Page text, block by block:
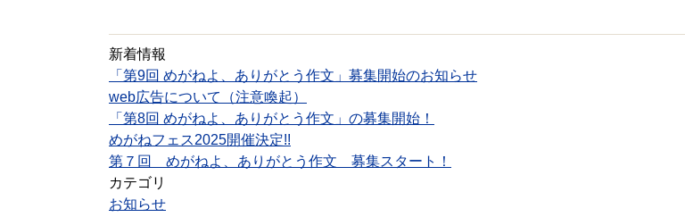
新着情報
「第9回 めがねよ、ありがとう作文」募集開始のお知らせ
web広告について（注意喚起）
「第8回 めがねよ、ありがとう作文」の募集開始！
めがねフェス2025開催決定!!
第７回 めがねよ、ありがとう作文 募集スタート！
カテゴリ
お知らせ